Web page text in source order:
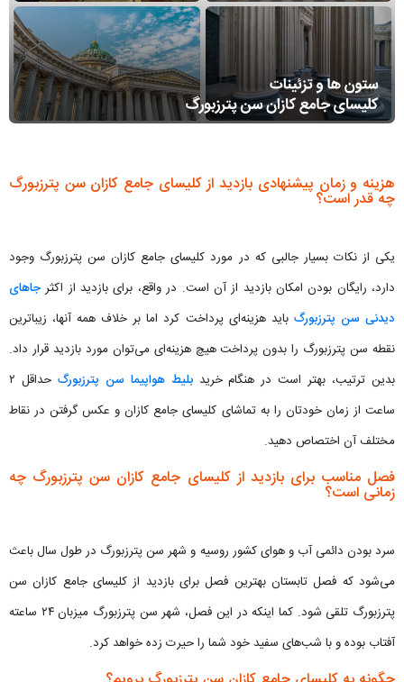
هزینه و زمان پیشنهادی بازدید از کلیسای جامع کازان سن پترزبورگ
چه قدر است؟
یکی از نکات بسیار جالبی که در مورد کلیسای جامع کازان سن پترزبورگ وجود
دارد، رایگان بودن امکان بازدید از آن است. در واقع، برای بازدید از اکثرجاهای
دیدنی سن پترزبورگ باید هزینه‌ای پرداخت کرد اما بر خلاف همه آنها، زیباترین
نقطه سن پترزبورگ را بدون پرداخت هیچ هزینه‌ای می‌توان مورد بازدید قرار داد.
بدین‌ ترتیب، بهتر است در هنگام خریدبلیط هواپیما سن پترزبورگ
حداقل ۲
ساعت از زمان خودتان را به تماشای کلیسای جامع کازان و عکس گرفتن در نقاط
مختلف آن اختصاص دهید.
فصل مناسب برای بازدید از کلیسای جامع کازان سن پترزبورگ چه
زمانی است؟
سرد بودن دائمی آب و هوای کشور روسیه و شهر سن پترزبورگ در طول سال باعث
می‌شود که فصل تابستان بهترین فصل برای بازدید از کلیسای جامع کازان سن
پترزبورگ تلقی شود. کما اینکه در این فصل، شهر سن پترزبورگ میزبان ۲۴ ساعته
آفتاب بوده و با شب‌های سفید خود شما را حیرت زده خواهد کرد.